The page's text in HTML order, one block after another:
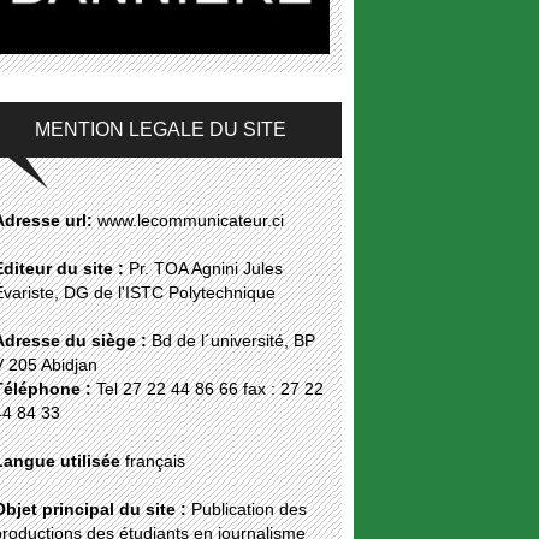
MENTION LEGALE DU SITE
url:www.lecommunicateur.ci
du site :Pr. TOA Agnini Jules
DG de l'ISTC Polytechnique
du siège :Bd de l´université, BP
205 Abidjan
:Tel 27 22 44 86 66 fax : 27 22
84 33
utiliséefrançais
principal du site :Publication des
des étudiants en journalisme